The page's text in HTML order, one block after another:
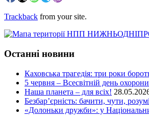
Trackback from your site.
Останні новини
Каховська трагедія: три роки
5 червня – Всесвітній день
Наша планета – для всіх!
Безбар’єрність: бачити, чути,
«Долоньки дружби»: у